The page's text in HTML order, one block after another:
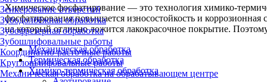
Зенкерование отверстий
Зубодолбёжная обработка
Зубофрезерная обработка
Зубошлифовальные работы
Координатно-расточные работы
Круглошлифовальные работы
Механическая обработка на обрабатывающем центре
Химическое фосфатирование — это технология химико-
фосфатирования повышается износостойкость и коррозионная
на который отлично ложится лакокрасочное покрытие.
Механическая обработка
Термическая обработка
Химико-термическая обработка